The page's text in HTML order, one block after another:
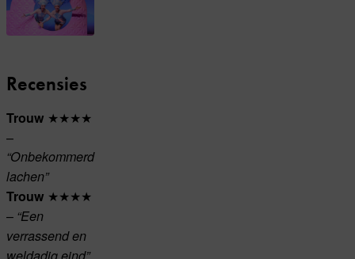
Recensies
Trouw ★★★★
–
“Onbekommerd
lachen”
Trouw ★★★★
– “Een
verrassend en
weldadig eind”